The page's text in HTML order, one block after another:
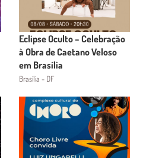
Eclipse Oculto – Celebração
à Obra de Caetano Veloso
em Brasília
Brasília - DF